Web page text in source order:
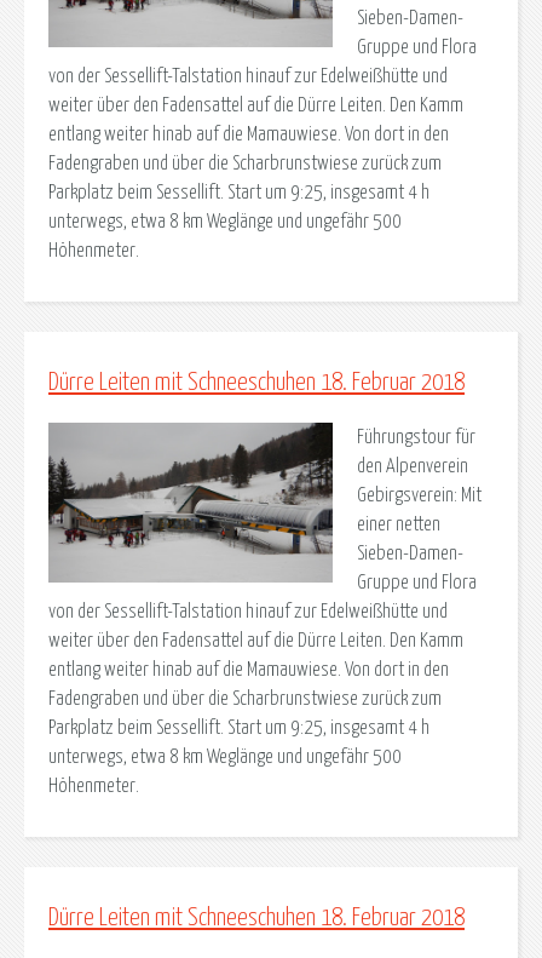
Sieben-Damen-
Gruppe und Flora
von der Sessellift-Talstation hinauf zur Edelweißhütte und
weiter über den Fadensattel auf die Dürre Leiten. Den Kamm
entlang weiter hinab auf die Mamauwiese. Von dort in den
Fadengraben und über die Scharbrunstwiese zurück zum
Parkplatz beim Sessellift. Start um 9:25, insgesamt 4 h
unterwegs, etwa 8 km Weglänge und ungefähr 500
Höhenmeter.
Dürre Leiten mit Schneeschuhen 18. Februar 2018
Führungstour für
den Alpenverein
Gebirgsverein: Mit
einer netten
Sieben-Damen-
Gruppe und Flora
von der Sessellift-Talstation hinauf zur Edelweißhütte und
weiter über den Fadensattel auf die Dürre Leiten. Den Kamm
entlang weiter hinab auf die Mamauwiese. Von dort in den
Fadengraben und über die Scharbrunstwiese zurück zum
Parkplatz beim Sessellift. Start um 9:25, insgesamt 4 h
unterwegs, etwa 8 km Weglänge und ungefähr 500
Höhenmeter.
Dürre Leiten mit Schneeschuhen 18. Februar 2018